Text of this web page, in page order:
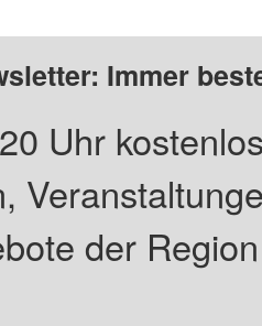
Immer
Uhr
der